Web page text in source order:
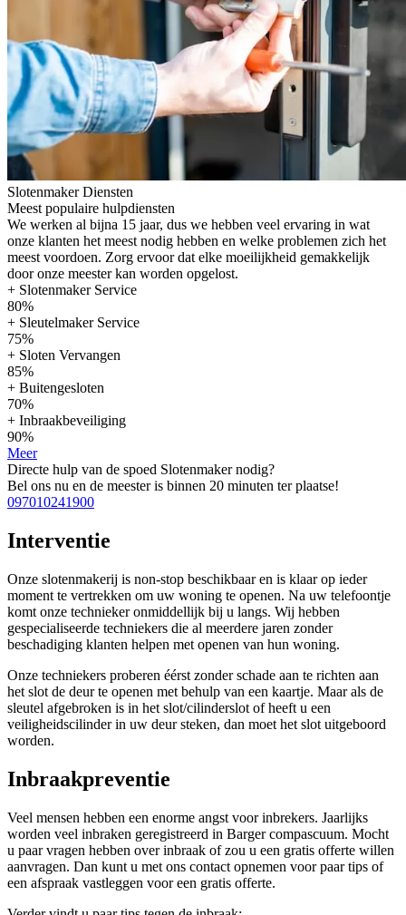
Slotenmaker Diensten
Meest populaire hulpdiensten
We werken al bijna 15 jaar, dus we hebben veel ervaring in wat
onze klanten het meest nodig hebben en welke problemen zich het
meest voordoen. Zorg ervoor dat elke moeilijkheid gemakkelijk
door onze meester kan worden opgelost.
+ Slotenmaker Service
80%
+ Sleutelmaker Service
75%
+ Sloten Vervangen
85%
+ Buitengesloten
70%
+ Inbraakbeveiliging
90%
Meer
Directe hulp van de spoed Slotenmaker nodig?
Bel ons nu en de meester is binnen 20 minuten ter plaatse!
097010241900
Interventie
Onze slotenmakerij is non-stop beschikbaar en is klaar op ieder
moment te vertrekken om uw woning te openen. Na uw telefoontje
komt onze technieker onmiddellijk bij u langs. Wij hebben
gespecialiseerde techniekers die al meerdere jaren zonder
beschadiging klanten helpen met openen van hun woning.
Onze techniekers proberen éérst zonder schade aan te richten aan
het slot de deur te openen met behulp van een kaartje. Maar als de
sleutel afgebroken is in het slot/cilinderslot of heeft u een
veiligheidscilinder in uw deur steken, dan moet het slot uitgeboord
worden.
Inbraakpreventie
Veel mensen hebben een enorme angst voor inbrekers. Jaarlijks
worden veel inbraken geregistreerd in Barger compascuum. Mocht
u paar vragen hebben over inbraak of zou u een gratis offerte willen
aanvragen. Dan kunt u met ons contact opnemen voor paar tips of
een afspraak vastleggen voor een gratis offerte.